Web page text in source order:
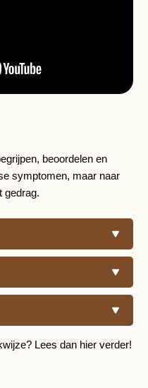
beoordelen en
symptomen, maar naar
gedrag.
Lees dan hier verder!